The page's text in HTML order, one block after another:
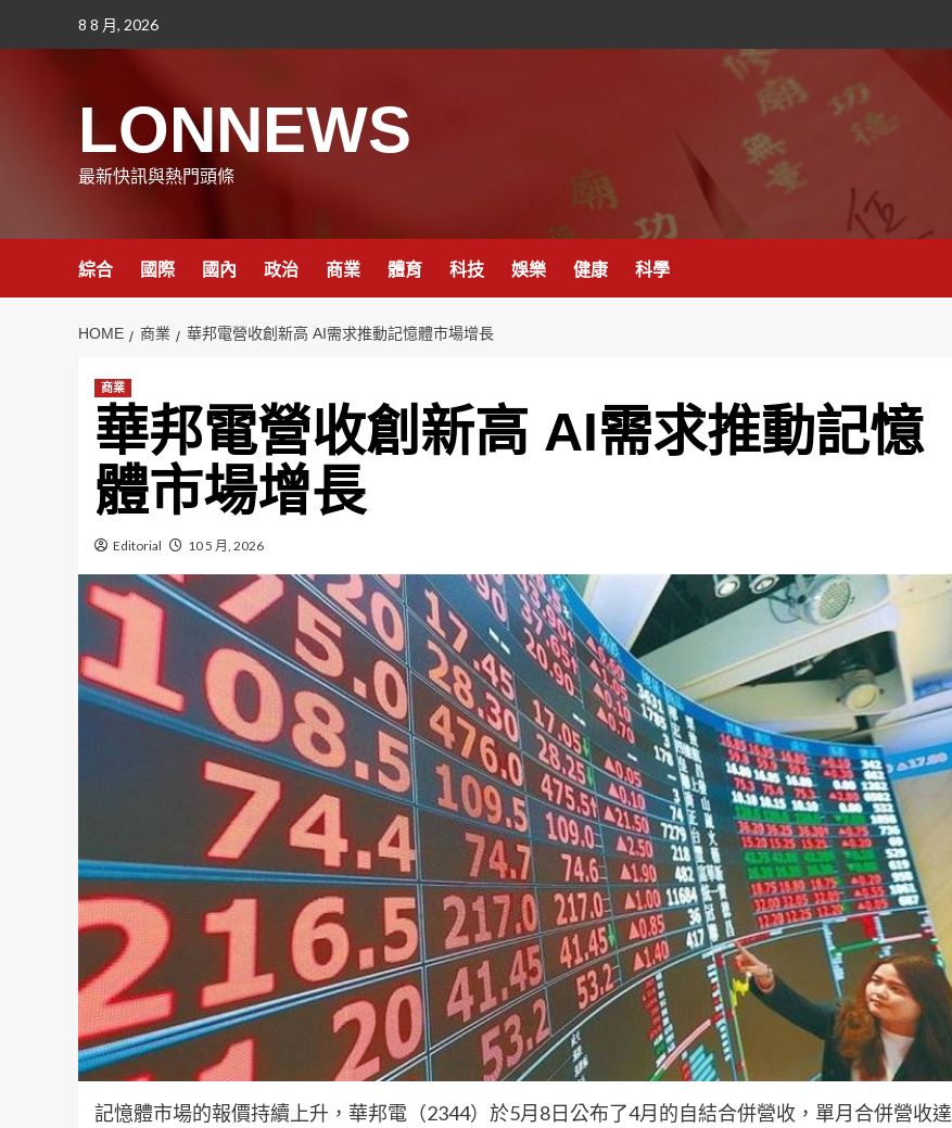
8 8 月, 2026
LONNEWS
最新快訊與熱門頭條
綜合 國際 國內 政治 商業 體育 科技 娛樂 健康 科學
HOME 商業 華邦電營收創新高 AI需求推動記憶體市場增長
商業
華邦電營收創新高 AI需求推動記憶
體市場增長
Editorial 10 5 月, 2026
記憶體市場的報價持續上升，華邦電（2344）於5月8日公布了4月的自結合併營收，單月合併營收達